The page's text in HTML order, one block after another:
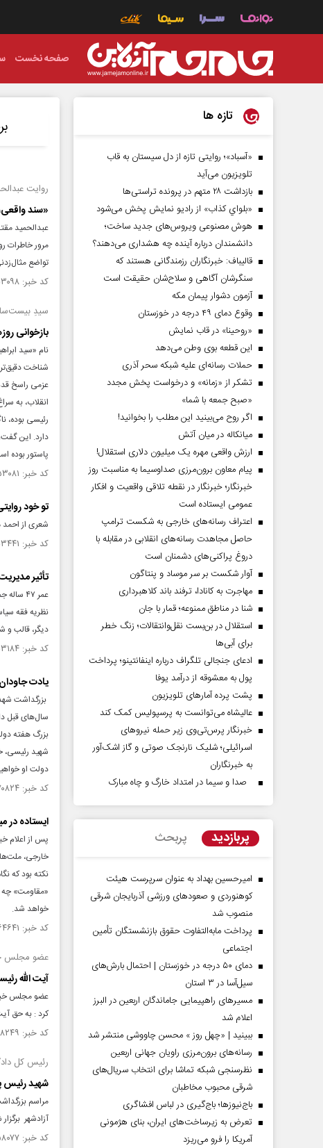
صفحه نخست
روایت
«سند
عبدالحمید
مرور خاطرات
تواضع
کد خبر: ۱۵۵۳۰۹۸ تاریخ انتشار : ۱۴۰۵/۰۲/۳۰
سیدِ
بازخوانی
نام «سید
شناخت
عزمی راسخ
رئیسی بوده،
دارد. این
پاستور بوده
کد خبر: ۱۵۵۳۰۸۱ تاریخ انتشار : ۱۴۰۵/۰۲/۳۰
تو خود
شعری از احمد
کد خبر: ۱۵۰۳۴۴۱ تاریخ انتشار : ۱۴۰۴/۰۲/۲۴
تأثیر
عمر ۴۷
دیگر، قالب
کد خبر: ۱۵۰۳۱۸۴ تاریخ انتشار : ۱۴۰۴/۰۲/۲۲
یادت
سال‌های قبل
بزرگ هفته
شهید رئیسی،
دولت او
کد خبر: ۱۴۷۰۸۲۴ تاریخ انتشار : ۱۴۰۳/۰۶/۰۸
ایستاده در
پس از اعلام
خارجی،
نکته بود که
«مقاومت» چه
خواهد شد.
کد خبر: ۱۴۶۴۶۴۱ تاریخ انتشار : ۱۴۰۳/۰۴/۲۳
عضو مجلس
آیت الله
عضو مجلس
کرد : به حق
کد خبر: ۱۴۵۸۲۴۹ تاریخ انتشار : ۱۴۰۳/۰۳/۰۶
رئیس کل
شهید رئیس
مراسم
آزادشهر
کد خبر: ۱۴۵۸۰۷۷ تاریخ انتشار : ۱۴۰۳/۰۳/۰۵
تازه ها
«آسباد»؛ روایتی تازه از دل سیستان به قاب
تلویزیون می‌آید
بازداشت ۲۸ متهم در پرونده تراستی‌ها
«بلواي کذاب» از رادیو نمایش پخش می‌شود
هوش مصنوعی ویروس‌های جدید ساخت؛
دانشمندان درباره آینده چه هشداری می‌دهند؟
قالیباف: خبرنگاران رزمندگانی هستند که
سنگرشان آگاهی و سلاح‌شان حقیقت است
آزمون دشوار پیمان مکه
وقوع دمای ۴۹ درجه در خوزستان
«روحینا» در قاب نمایش
این قطعه بوی وطن می‌دهد
حملات رسانه‌ای علیه شبکه سحر آذری
تشکر از «زمانه» و درخواست پخش مجدد
«صبح جمعه با شما»
اگر روح می‌بینید این مطلب را بخوانید!
میانکاله در میان آتش
ارزش واقعی مهره یک میلیون دلاری استقلال!
پیام معاون برون‌مرزی صداوسیما به مناسبت روز
خبرنگار؛ خبرنگار در نقطه تلاقی واقعیت و افکار
عمومی ایستاده است
اعتراف رسانه‌های خارجی به شکست ترامپ
حاصل مجاهدت رسانه‌های انقلابی در مقابله با
دروغ پراکنی‌های دشمنان است
آوار شکست بر سر موساد و پنتاگون
مهاجرت به کانادا، ترفند باند کلاهبرداری
شنا در مناطق ممنوعه؛ قمار با جان
استقلال در بن‌بست نقل‌وانتقالات؛ زنگ خطر
برای آبی‌ها
ادعای جنجالی تلگراف درباره اینفانتینو؛ پرداخت
پول به معشوقه از درآمد یوفا
پشت پرده آمارهای تلویزیون
عالیشاه می‌توانست به پرسپولیس کمک کند
خبرنگار پرس‌تی‌وی زیر حمله نیروهای
اسرائیلی؛ شلیک نارنجک صوتی و گاز اشک‌آور
به خبرنگاران
صدا و سیما در امتداد خارگ و چاه مبارک
پربازدید پربحث
امیرحسین بهداد به عنوان سرپرست هیئت
کوهنوردی و صعودهای ورزشی آذربایجان شرقی
منصوب شد
پرداخت مابه‌التفاوت حقوق بازنشستگان تأمین
اجتماعی
دمای ۵۰ درجه در خوزستان | احتمال بارش‌های
سیل‌آسا در ۳ استان
مسیر‌های راهپیمایی جاماندگان اربعین در البرز
اعلام شد
ببینید | «چهل روز » محسن چاووشی منتشر شد
رسانه‌های برون‌مرزی راویان جهانی اربعین
نظرسنجی شبکه تماشا برای انتخاب سریال‌های
شرقی محبوب مخاطبان
باج‌نیوزها؛ باج‌گیری در لباس افشاگری
تعرض به زیرساخت‌های ایران، بنای هژمونی
آمریکا را فرو می‌ریزد